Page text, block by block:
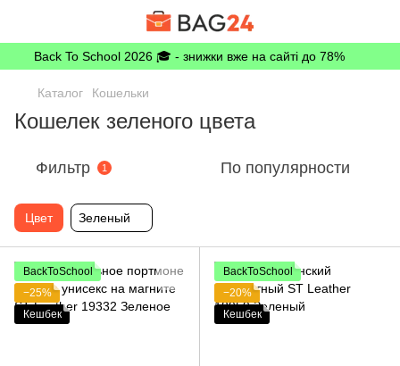
Back To School 2026 🎓 - знижки вже на сайті до 78%
Каталог Кошельки
Кошелек зеленого цвета
Фильтр 1 По популярности
Цвет Зеленый
BackToSchool
−25%
Кешбек
BackToSchool
−20%
Кешбек